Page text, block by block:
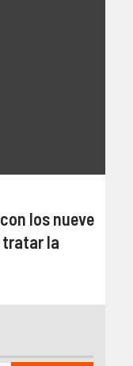
los nueve
tratar la